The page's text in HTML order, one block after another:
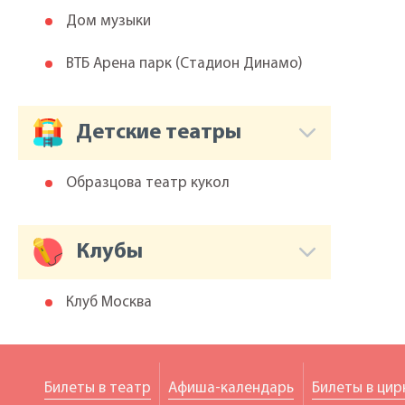
Дом музыки
ВТБ Арена парк (Cтадион Динамо)
Детские театры
Образцова театр кукол
Клубы
Клуб Москва
Билеты в театр Афиша-календарь Билеты в